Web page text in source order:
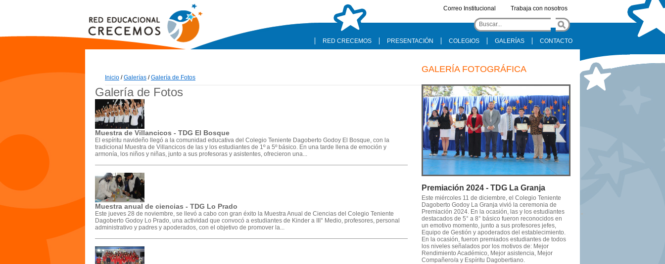
Correo Institucional Trabaja con nosotros
RED CRECEMOS PRESENTACIÓN COLEGIOS GALERÍAS CONTACTO
Inicio /Galerías /Galería de Fotos
Galería de Fotos
Muestra de Villancicos - TDG El Bosque
El espíritu navideño llegó a la comunidad educativa del Colegio Teniente Dagoberto Godoy El Bosque, con la
tradicional Muestra de Villancicos de las y los estudiantes de 1º a 5º básico. En una tarde llena de emoción y
armonía, los niños y niñas, junto a sus profesoras y asistentes, ofrecieron una...
Muestra anual de ciencias - TDG Lo Prado
Este jueves 28 de noviembre, se llevó a cabo con gran éxito la Muestra Anual de Ciencias del Colegio Teniente
Dagoberto Godoy Lo Prado, una actividad que convocó a estudiantes de Kinder a III° Medio, profesores, personal
administrativo y padres y apoderados, con el objetivo de promover la...
GALERÍA FOTOGRÁFICA
Premiación 2024 - TDG La Granja
Este miércoles 11 de diciembre, el Colegio Teniente
Dagoberto Godoy La Granja vivió la ceremonia de
Premiación 2024. En la ocasión, las y los estudiantes
destacados de 5° a 8° básico fueron reconocidos en
un emotivo momento, junto a sus profesores jefes,
Equipo de Gestión y apoderados del establecimiento.
En la ocasión, fueron premiados estudiantes de todos
los niveles señalados por los motivos de: Mejor
Rendimiento Académico, Mejor asistencia, Mejor
Compañero/a y Espíritu Dagobertiano.